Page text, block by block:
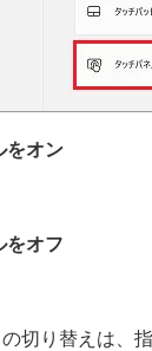
をオン
をオフ
切り替えは、